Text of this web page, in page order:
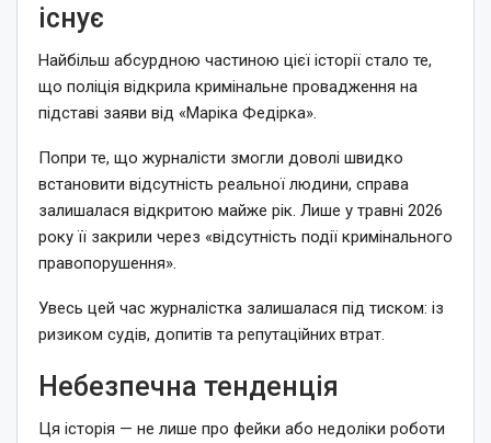
існує
Найбільш абсурдною частиною цієї історії стало те,
що поліція відкрила кримінальне провадження на
підставі заяви від «Маріка Федірка».
Попри те, що журналісти змогли доволі швидко
встановити відсутність реальної людини, справа
залишалася відкритою майже рік. Лише у травні 2026
року її закрили через «відсутність події кримінального
правопорушення».
Увесь цей час журналістка залишалася під тиском: із
ризиком судів, допитів та репутаційних втрат.
Небезпечна тенденція
Ця історія — не лише про фейки або недоліки роботи